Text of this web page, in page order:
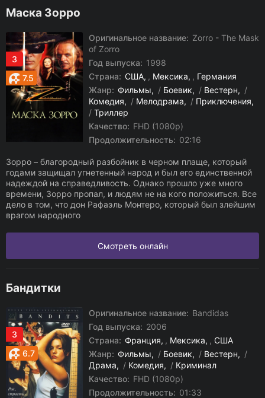
Маска Зорро
3
7.5
Оригинальное название: Zorro - The Mask
of Zorro
Год выпуска: 1998
Страна: США , Мексика , Германия
Жанр: Фильмы / Боевик / Вестерн
/
Комедия
/ Мелодрама / Приключения
/ Триллер
Качество: FHD (1080p)
Продолжительность: 02:16
Зорро – благородный разбойник в черном плаще, который
годами защищал угнетенный народ и был его единственной
надеждой на справедливость. Однако прошло уже много
времени, Зорро пропал, и людям не на кого положиться. Все
дело в том, что дон Рафаэль Монтеро, который был злейшим
врагом народного
Смотреть онлайн
Бандитки
3
6.7
Оригинальное название: Bandidas
Год выпуска: 2006
Страна: Франция , Мексика , США
Жанр: Фильмы / Боевик / Вестерн
/
Драма
/ Комедия / Криминал
Качество: FHD (1080p)
Продолжительность: 01:33